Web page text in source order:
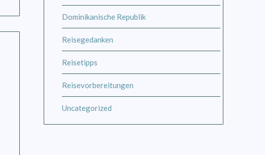
Dominikanische Republik
Reisegedanken
Reisetipps
Reisevorbereitungen
Uncategorized